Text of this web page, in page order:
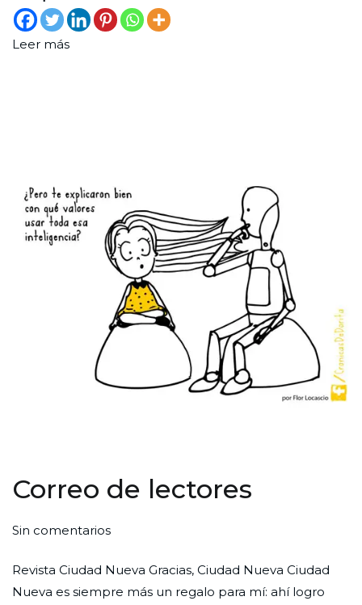
Leer más
Correo de lectores
Por
Ciudad
Nueva
Publicada
29
de
Publicada
Lectores
Sin comentariosen
de
lectores
Revista Ciudad Nueva Gracias, Ciudad Nueva Ciudad
Nueva es siempre más un regalo para mí: ahí logro